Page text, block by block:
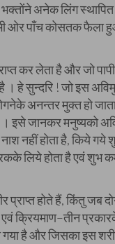
भक्तोंने अनेक लिंग
ओर पाँच कोसतक फैला
कर लेता है और जो
। हे सुन्दरि ! जो इस
अनन्तर मुक्त हो
इसे जानकर मनुष्यको
नाश नहीं होता है, किये
लिये होता है एवं शुभ
होते हैं, किंतु जब
क्रियमाण–तीन
है और जिसका इस